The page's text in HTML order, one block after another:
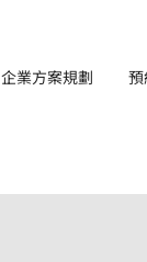
企業方案規劃